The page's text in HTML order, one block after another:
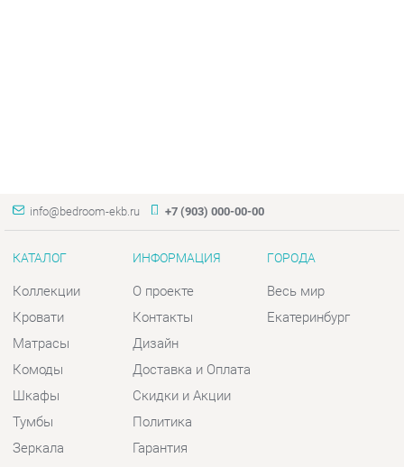
КАТАЛОГ
Матрасы
Комоды
Шкафы
Тумбы
Зеркала
Столы
Мягкая мебель
ИНФОРМАЦИЯ
Дизайн
Доставка и Оплата
Скидки и Акции
Политика
Гарантия
Помощь
ГОРОДА